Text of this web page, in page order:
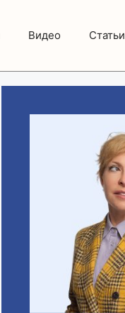
Видео Статьи